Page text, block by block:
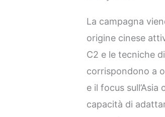
La campagna
origine cinese
C2 e le tecniche
corrispondono a
e il focus
capacità di